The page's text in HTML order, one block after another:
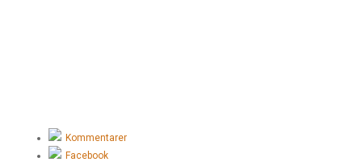
Kommentarer
Facebook